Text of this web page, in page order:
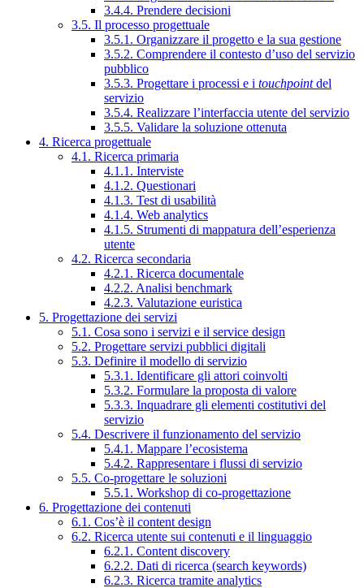
3.4.4. Prendere decisioni
3.5. Il processo progettuale
3.5.1. Organizzare il progetto e la sua gestione
3.5.2. Comprendere il contesto d’uso del servizio
pubblico
3.5.3. Progettare i processi e i touchpointdel
servizio
3.5.4. Realizzare l’interfaccia utente del servizio
3.5.5. Validare la soluzione ottenuta
4. Ricerca progettuale
4.1. Ricerca primaria
4.1.1. Interviste
4.1.2. Questionari
4.1.3. Test di usabilità
4.1.4. Web analytics
4.1.5. Strumenti di mappatura dell’esperienza
utente
4.2. Ricerca secondaria
4.2.1. Ricerca documentale
4.2.2. Analisi benchmark
4.2.3. Valutazione euristica
5. Progettazione dei servizi
5.1. Cosa sono i servizi e il service design
5.2. Progettare servizi pubblici digitali
5.3. Definire il modello di servizio
5.3.1. Identificare gli attori coinvolti
5.3.2. Formulare la proposta di valore
5.3.3. Inquadrare gli elementi costitutivi del
servizio
5.4. Descrivere il funzionamento del servizio
5.4.1. Mappare l’ecosistema
5.4.2. Rappresentare i flussi di servizio
5.5. Co-progettare le soluzioni
5.5.1. Workshop di co-progettazione
6. Progettazione dei contenuti
6.1. Cos’è il content design
6.2. Ricerca utente sui contenuti e il linguaggio
6.2.1. Content discovery
6.2.2. Dati di ricerca (search keywords)
6.2.3. Ricerca tramite analytics